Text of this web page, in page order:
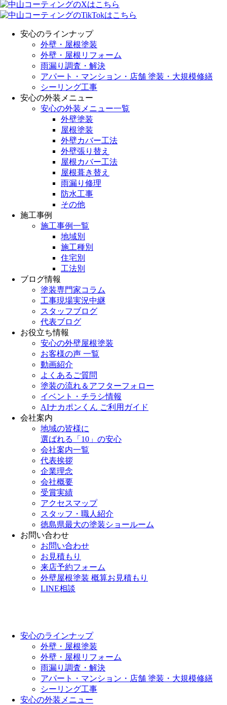
安心のラインナップ
外壁・屋根塗装
外壁・屋根リフォーム
雨漏り調査・解決
アパート・マンション・店舗 塗装・大規模修繕
シーリング工事
安心の外装メニュー
安心の外装メニュー一覧
外壁塗装
屋根塗装
外壁カバー工法
外壁張り替え
屋根カバー工法
屋根葺き替え
雨漏り修理
防水工事
その他
施工事例
施工事例一覧
地域別
施工種別
住宅別
工法別
ブログ情報
塗装専門家コラム
工事現場実況中継
スタッフブログ
代表ブログ
お役立ち情報
安心の外壁屋根塗装
お客様の声 一覧
動画紹介
よくあるご質問
塗装の流れ＆アフターフォロー
イベント・チラシ情報
AIナカポンくん ご利用ガイド
会社案内
地域の皆様に
選ばれる「10」の安心
会社案内一覧
代表挨拶
企業理念
会社概要
受賞実績
アクセスマップ
スタッフ・職人紹介
徳島県最大の塗装ショールーム
お問い合わせ
お問い合わせ
お見積もり
来店予約フォーム
外壁屋根塗装 概算お見積もり
LINE相談
安心のラインナップ
外壁・屋根塗装
外壁・屋根リフォーム
雨漏り調査・解決
アパート・マンション・店舗 塗装・大規模修繕
シーリング工事
安心の外装メニュー